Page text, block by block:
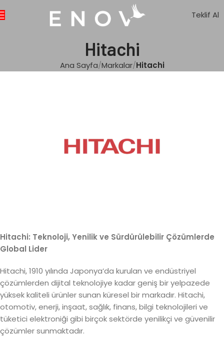
Teklif Al
Hitachi
Ana Sayfa Markalar Hitachi
Hitachi: Teknoloji, Yenilik ve Sürdürülebilir Çözümlerde
Global Lider
Hitachi, 1910 yılında Japonya’da kurulan ve endüstriyel
çözümlerden dijital teknolojiye kadar geniş bir yelpazede
yüksek kaliteli ürünler sunan küresel bir markadır. Hitachi,
otomotiv, enerji, inşaat, sağlık, finans, bilgi teknolojileri ve
tüketici elektroniği gibi birçok sektörde yenilikçi ve güvenilir
çözümler sunmaktadır.